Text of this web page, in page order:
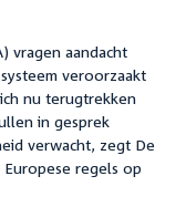
vragen aandacht
veroorzaakt
nu terugtrekken
in gesprek
verwacht, zegt De
regels op